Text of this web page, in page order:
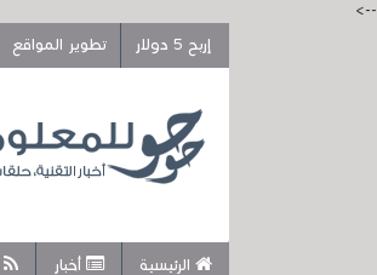
-->
إربح 5 دولار
تطوير المواقع
الرئيسية أخبار